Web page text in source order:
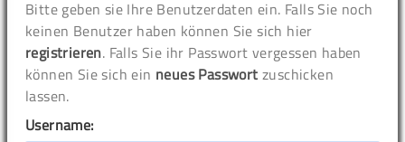
Bitte geben sie Ihre Benutzerdaten ein. Falls Sie noch
keinen Benutzer haben können Sie sich hier
registrieren. Falls Sie ihr Passwort vergessen haben
können Sie sich ein neues Passwort zuschicken
lassen.
Username: